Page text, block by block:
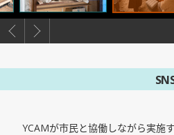
YCAMが市民と協働しながら実施